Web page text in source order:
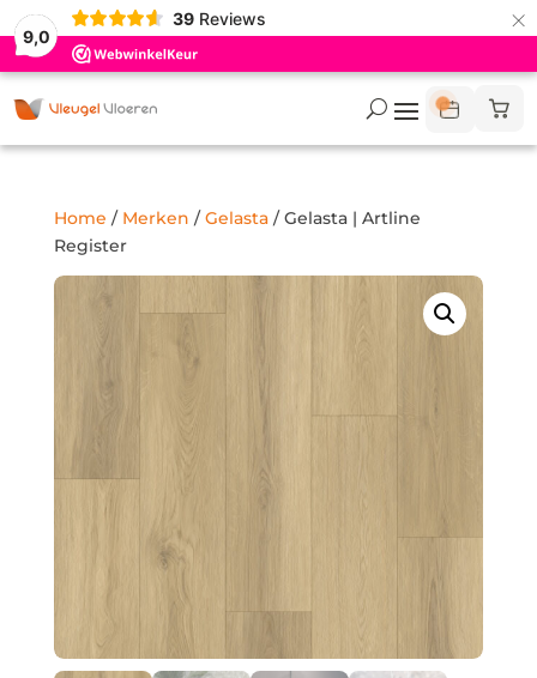
9,0
39 Reviews ×
Home / Merken /Gelasta/ Gelasta | Artline
Register